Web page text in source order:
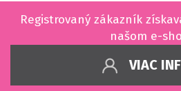
Registrovaný zákazník
našom e-
VIAC